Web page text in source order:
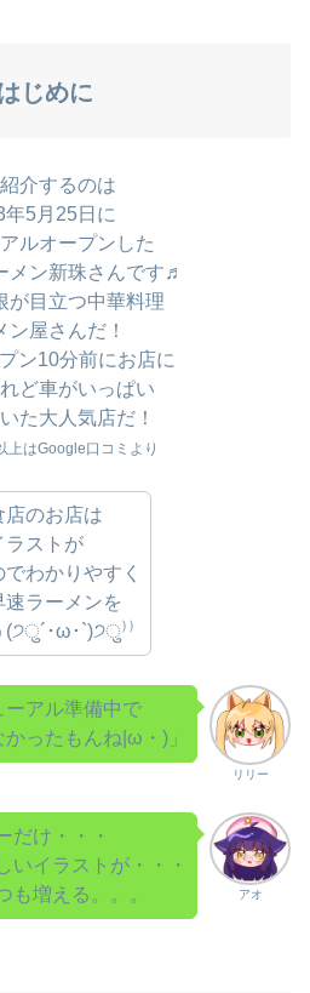
じめに
介するのは
年5月25日に
ルオープンした
メン新珠さんです♬
が目立つ中華料理
ン屋さんだ！
ン10分前にお店に
ど車がいっぱい
た大人気店だ！
はGoogle口コミより
店のお店は
ラストが
わかりやすく
ラーメンを
(੭ु´･ω･`)੭ु⁾⁾
リリー
ーアル準備中で
かったもんね|ω・)」
アオ
だけ・・・
いイラストが・・・
も増える。。。